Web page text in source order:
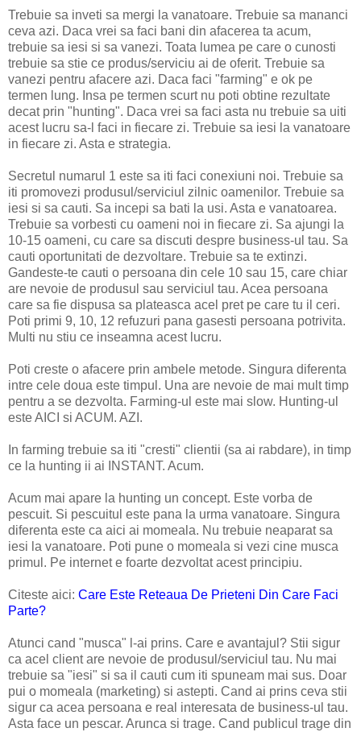
Trebuie sa inveti sa mergi la vanatoare. Trebuie sa mananci
ceva azi. Daca vrei sa faci bani din afacerea ta acum,
trebuie sa iesi si sa vanezi. Toata lumea pe care o cunosti
trebuie sa stie ce produs/serviciu ai de oferit. Trebuie sa
vanezi pentru afacere azi. Daca faci "farming" e ok pe
termen lung. Insa pe termen scurt nu poti obtine rezultate
decat prin "hunting". Daca vrei sa faci asta nu trebuie sa uiti
acest lucru sa-l faci in fiecare zi. Trebuie sa iesi la vanatoare
in fiecare zi. Asta e strategia.
Secretul numarul 1 este sa iti faci conexiuni noi. Trebuie sa
iti promovezi produsul/serviciul zilnic oamenilor. Trebuie sa
iesi si sa cauti. Sa incepi sa bati la usi. Asta e vanatoarea.
Trebuie sa vorbesti cu oameni noi in fiecare zi. Sa ajungi la
10-15 oameni, cu care sa discuti despre business-ul tau. Sa
cauti oportunitati de dezvoltare. Trebuie sa te extinzi.
Gandeste-te cauti o persoana din cele 10 sau 15, care chiar
are nevoie de produsul sau serviciul tau. Acea persoana
care sa fie dispusa sa plateasca acel pret pe care tu il ceri.
Poti primi 9, 10, 12 refuzuri pana gasesti persoana potrivita.
Multi nu stiu ce inseamna acest lucru.
Poti creste o afacere prin ambele metode. Singura diferenta
intre cele doua este timpul. Una are nevoie de mai mult timp
pentru a se dezvolta. Farming-ul este mai slow. Hunting-ul
este AICI si ACUM. AZI.
In farming trebuie sa iti "cresti" clientii (sa ai rabdare), in timp
ce la hunting ii ai INSTANT. Acum.
Acum mai apare la hunting un concept. Este vorba de
pescuit. Si pescuitul este pana la urma vanatoare. Singura
diferenta este ca aici ai momeala. Nu trebuie neaparat sa
iesi la vanatoare. Poti pune o momeala si vezi cine musca
primul. Pe internet e foarte dezvoltat acest principiu.
Citeste aici: Care Este Reteaua De Prieteni Din Care Faci
Parte?
Atunci cand "musca" l-ai prins. Care e avantajul? Stii sigur
ca acel client are nevoie de produsul/serviciul tau. Nu mai
trebuie sa "iesi" si sa il cauti cum iti spuneam mai sus. Doar
pui o momeala (marketing) si astepti. Cand ai prins ceva stii
sigur ca acea persoana e real interesata de business-ul tau.
Asta face un pescar. Arunca si trage. Cand publicul trage din